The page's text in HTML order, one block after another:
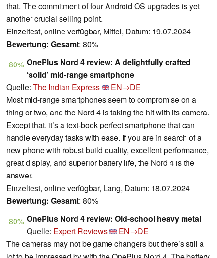
that. The commitment of four Android OS upgrades is yet
another crucial selling point.
Einzeltest, online verfügbar, Mittel, Datum: 19.07.2024
Bewertung: Gesamt: 80%
80% OnePlus Nord 4 review: A delightfully crafted
‘solid’ mid-range smartphone
Quelle: The Indian Express
EN→DE
Most mid-range smartphones seem to compromise on a
thing or two, and the Nord 4 is taking the hit with its camera.
Except that, it’s a text-book perfect smartphone that can
handle everyday tasks with ease. If you are in search of a
new phone with robust build quality, excellent performance,
great display, and superior battery life, the Nord 4 is the
answer.
Einzeltest, online verfügbar, Lang, Datum: 18.07.2024
Bewertung: Gesamt: 80%
80% OnePlus Nord 4 review: Old-school heavy metal
Quelle: Expert Reviews
EN→DE
The cameras may not be game changers but there’s still a